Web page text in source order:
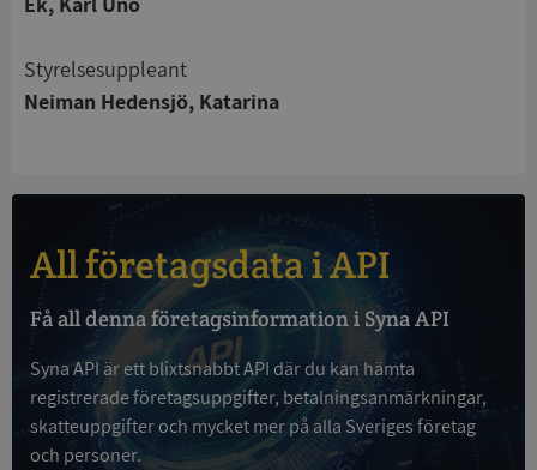
Styrelsesuppleant
Neiman Hedensjö, Katarina
All företagsdata i API
Få all denna företagsinformation i Syna API
Syna API är ett blixtsnabbt API där du kan hämta
registrerade företagsuppgifter, betalningsanmärkningar,
skatteuppgifter och mycket mer på alla Sveriges företag
och personer.
kärnwebbplatsfunktioner som användarinloggning
och kontohantering. Webbplatsen kan inte
användas ordentligt utan strikt nödvändiga cookies.
__RequestVerificationToken
de.syna.se